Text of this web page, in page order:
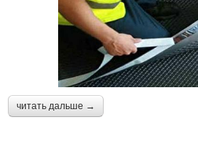
читать дальше →